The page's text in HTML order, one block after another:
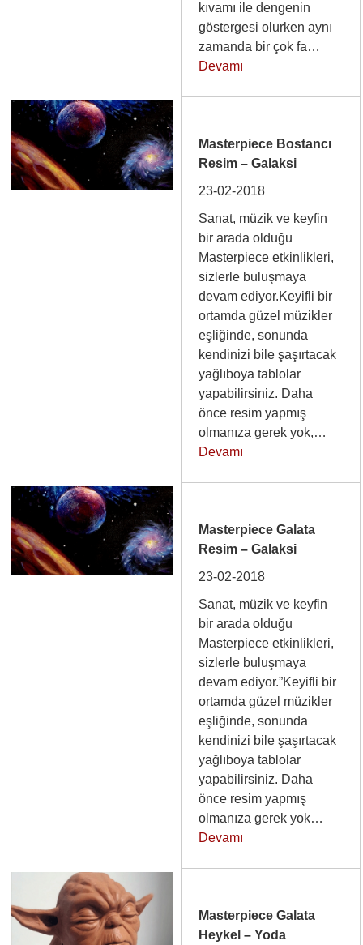
kıvamı ile dengenin
göstergesi olurken aynı
zamanda bir çok fa…
Devamı
Masterpiece Bostancı
Resim – Galaksi
23-02-2018
Sanat, müzik ve keyfin
bir arada olduğu
Masterpiece etkinlikleri,
sizlerle buluşmaya
devam ediyor.Keyifli bir
ortamda güzel müzikler
eşliğinde, sonunda
kendinizi bile şaşırtacak
yağlıboya tablolar
yapabilirsiniz. Daha
önce resim yapmış
olmanıza gerek yok,…
Devamı
Masterpiece Galata
Resim – Galaksi
23-02-2018
Sanat, müzik ve keyfin
bir arada olduğu
Masterpiece etkinlikleri,
sizlerle buluşmaya
devam ediyor.”Keyifli bir
ortamda güzel müzikler
eşliğinde, sonunda
kendinizi bile şaşırtacak
yağlıboya tablolar
yapabilirsiniz. Daha
önce resim yapmış
olmanıza gerek yok…
Devamı
Masterpiece Galata
Heykel – Yoda